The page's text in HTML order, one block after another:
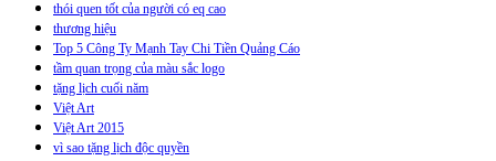
thói quen tốt của người có eq cao
thương hiệu
Top 5 Công Ty Mạnh Tay Chi Tiền Quảng Cáo
tầm quan trọng của màu sắc logo
tặng lịch cuối năm
Việt Art
Việt Art 2015
vì sao tặng lịch độc quyền